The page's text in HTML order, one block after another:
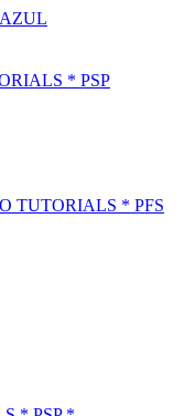
* PSP
TUTORIALS * PFS